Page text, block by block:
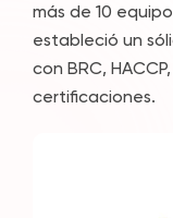
más de 10
estableció un
con BRC,
certificaciones.